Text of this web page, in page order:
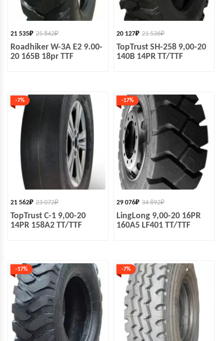
25 842₽
21 535₽
Roadhiker W-3A E2 9.00-
20 165B 18pr TTF
21 536₽
20 127₽
TopTrust SH-258 9,00-20
140B 14PR TT/TTF
-7%
23 072₽
21 562₽
TopTrust C-1 9,00-20
14PR 158A2 TT/TTF
-17%
34 892₽
29 076₽
LingLong 9,00-20 16PR
160A5 LF401 TT/TTF
-17% -7%